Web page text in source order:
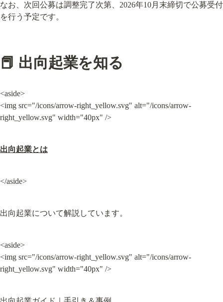
なお、次回公募は調整完了次第、2026年10月末締切で公募受付
を行う予定です。
📕 出向起業を知る
<aside>
<img src="/icons/arrow-right_yellow.svg" alt="/icons/arrow-
right_yellow.svg" width="40px" />
出向起業とは
</aside>
出向起業について解説しています。
<aside>
<img src="/icons/arrow-right_yellow.svg" alt="/icons/arrow-
right_yellow.svg" width="40px" />